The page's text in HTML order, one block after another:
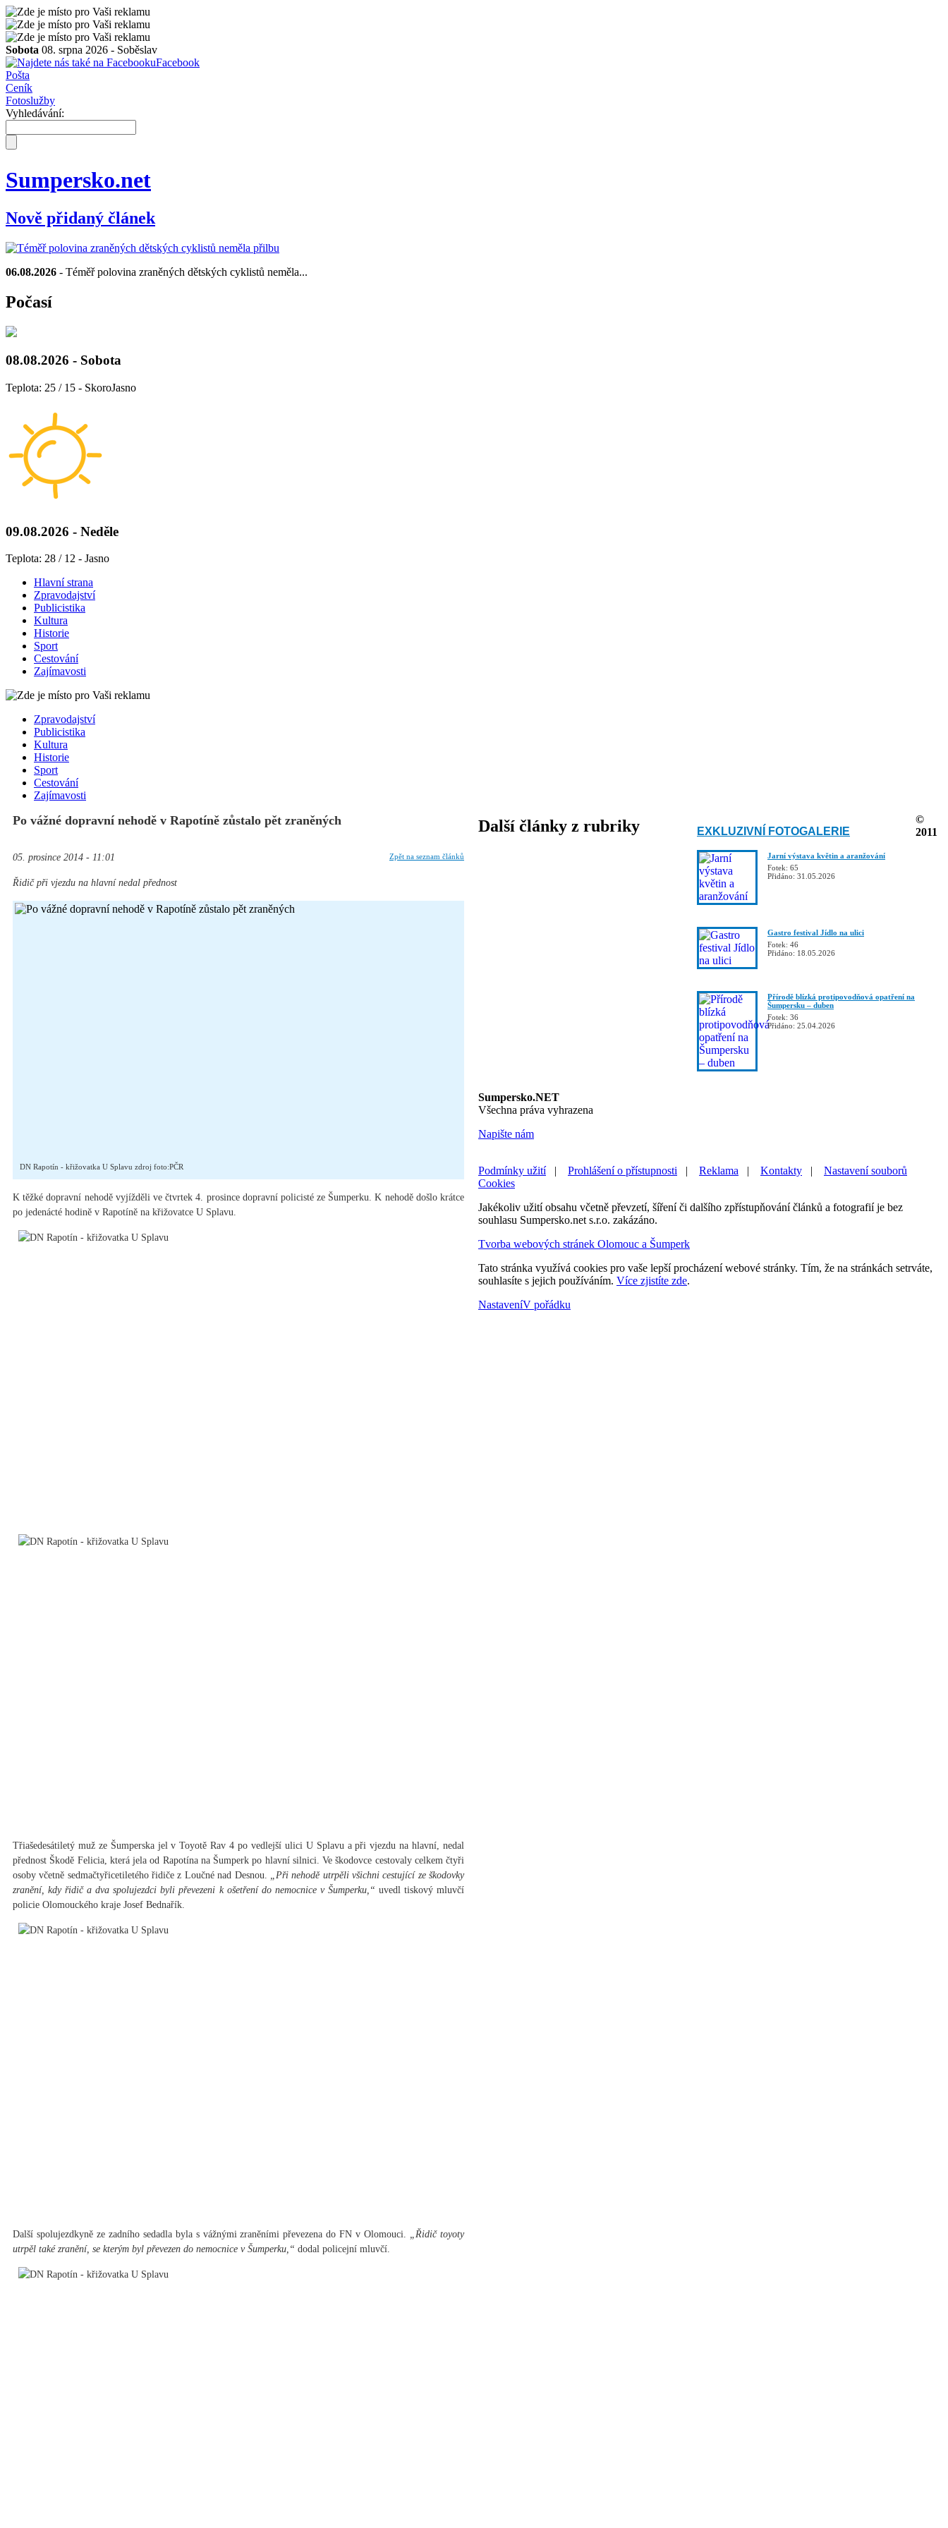
Sobota 08. srpna 2026 - Soběslav
Facebook
Pošta
Ceník
Fotoslužby
Vyhledávání:
Sumpersko.net
Nově přidaný článek
06.08.2026 - Téměř polovina zraněných dětských cyklistů neměla...
Počasí
08.08.2026 - Sobota
Teplota: 25 / 15 - SkoroJasno
09.08.2026 - Neděle
Teplota: 28 / 12 - Jasno
Hlavní strana
Zpravodajství
Publicistika
Kultura
Historie
Sport
Cestování
Zajímavosti
Zpravodajství
Publicistika
Kultura
Historie
Sport
Cestování
Zajímavosti
Po vážné dopravní nehodě v Rapotíně zůstalo pět zraněných
05. prosince 2014 - 11:01 Zpět na seznam článků
Řidič při vjezdu na hlavní nedal přednost
DN Rapotín - křižovatka U Splavu zdroj foto:PČR
K těžké dopravní nehodě vyjížděli ve čtvrtek 4. prosince dopravní policisté ze Šumperku. K nehodě došlo krátce
po jedenácté hodině v Rapotíně na křižovatce U Splavu.
Třiašedesátiletý muž ze Šumperska jel v Toyotě Rav 4 po vedlejší ulici U Splavu a při vjezdu na hlavní, nedal
přednost Škodě Felicia, která jela od Rapotína na Šumperk po hlavní silnici. Ve škodovce cestovaly celkem čtyři
osoby včetně sedmačtyřicetiletého řidiče z Loučné nad Desnou. „Při nehodě utrpěli všichni cestující ze škodovky
zranění, kdy řidič a dva spolujezdci byli převezeni k ošetření do nemocnice v Šumperku,“ uvedl tiskový mluvčí
policie Olomouckého kraje Josef Bednařík.
Další spolujezdkyně ze zadního sedadla byla s vážnými zraněními převezena do FN v Olomouci. „Řidič toyoty
utrpěl také zranění, se kterým byl převezen do nemocnice v Šumperku,“ dodal policejní mluvčí.
Další články z rubriky EXKLUZIVNÍ FOTOGALERIE
Jarní výstava květin a aranžování
Fotek: 65
Přidáno: 31.05.2026
Gastro festival Jídlo na ulici
Fotek: 46
Přidáno: 18.05.2026
Přírodě blízká protipovodňová opatření na
Šumpersku – duben
Fotek: 36
Přidáno: 25.04.2026
©
2011
Sumpersko.NET
Všechna práva vyhrazena
Napište nám
Podmínky užití Prohlášení o přístupnosti Reklama Kontakty
Nastavení souborů
Cookies
Jakékoliv užití obsahu včetně převzetí, šíření či dalšího zpřístupňování článků a fotografií je bez
souhlasu Sumpersko.net s.r.o. zakázáno.
Tvorba webových stránek Olomouc a Šumperk
Tato stránka využívá cookies pro vaše lepší procházení webové stránky. Tím, že na stránkách setrváte,
souhlasíte s jejich používáním. Více zjistíte zde.
NastaveníV pořádku